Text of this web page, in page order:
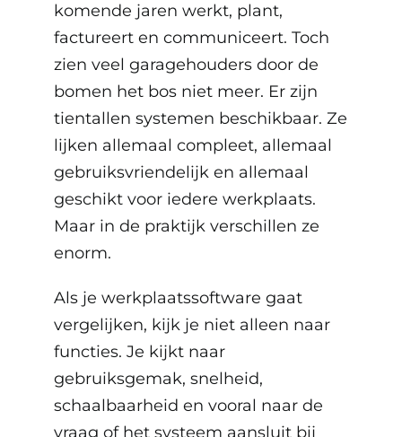
komende jaren werkt, plant,
factureert en communiceert. Toch
zien veel garagehouders door de
bomen het bos niet meer. Er zijn
tientallen systemen beschikbaar. Ze
lijken allemaal compleet, allemaal
gebruiksvriendelijk en allemaal
geschikt voor iedere werkplaats.
Maar in de praktijk verschillen ze
enorm.
Als je werkplaatssoftware gaat
vergelijken, kijk je niet alleen naar
functies. Je kijkt naar
gebruiksgemak, snelheid,
schaalbaarheid en vooral naar de
vraag of het systeem aansluit bij